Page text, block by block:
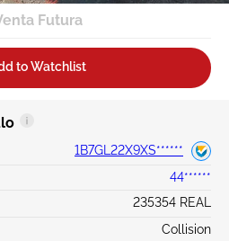
Futura
to Watchlist
1B7GL22X9XS******
44******
235354 REAL
Collision